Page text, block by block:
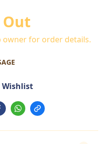
Out
owner for order details.
Wishlist